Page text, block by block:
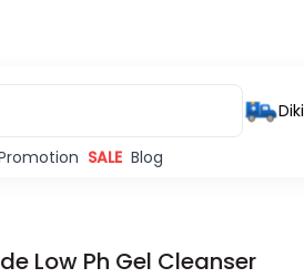
SALE Blog
Low Ph Gel Cleanser